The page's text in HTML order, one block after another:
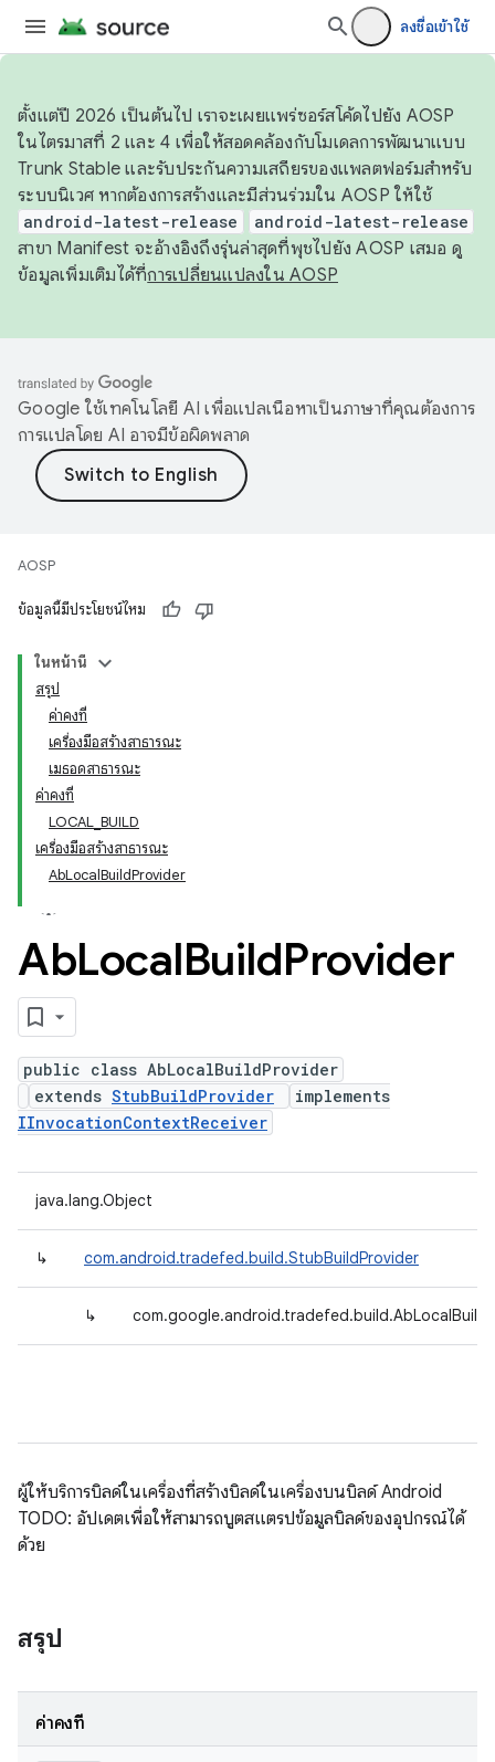
ลงชื่อเข้าใช้
ตั้งแต่ปี 2026 เป็นต้นไป เราจะเผยแพร่ซอร์สโค้ดไปยัง AOSP
ในไตรมาสที่ 2 และ 4 เพื่อให้สอดคล้องกับโมเดลการพัฒนาแบบ
Trunk Stable และรับประกันความเสถียรของแพลตฟอร์มสำหรับ
ระบบนิเวศ หากต้องการสร้างและมีส่วนร่วมใน AOSP ให้ใช้
android-latest-release android-latest-release
สาขา Manifest จะอ้างอิงถึงรุ่นล่าสุดที่พุชไปยัง AOSP เสมอ ดู
ข้อมูลเพิ่มเติมได้ที่การเปลี่ยนแปลงใน AOSP
Google ใช้เทคโนโลยี AI เพื่อแปลเนื้อหาเป็นภาษาที่คุณต้องการ
การแปลโดย AI อาจมีข้อผิดพลาด
AOSP
ข้อมูลนี้มีประโยชน์ไหม
ในหน้านี้
สรุป
ค่าคงที่
เครื่องมือสร้างสาธารณะ
เมธอดสาธารณะ
ค่าคงที่
LOCAL_BUILD
เครื่องมือสร้างสาธารณะ
AbLocalBuildProvider
AbLocalBuildProvider
public class AbLocalBuildProvider
extends StubBuildProvider
implements
IInvocationContextReceiver
java.lang.Object
↳ com.android.tradefed.build.StubBuildProvider
↳
ผู้ให้บริการบิลด์ในเครื่องที่สร้างบิลด์ในเครื่องบนบิลด์ Android
TODO: อัปเดตเพื่อให้สามารถบูตสแตรปข้อมูลบิลด์ของอุปกรณ์ได้
ด้วย
สรุป
ค่าคงที่